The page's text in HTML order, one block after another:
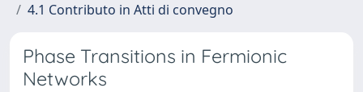
4.1 Contributo in Atti di convegno
Phase Transitions in Fermionic
Networks